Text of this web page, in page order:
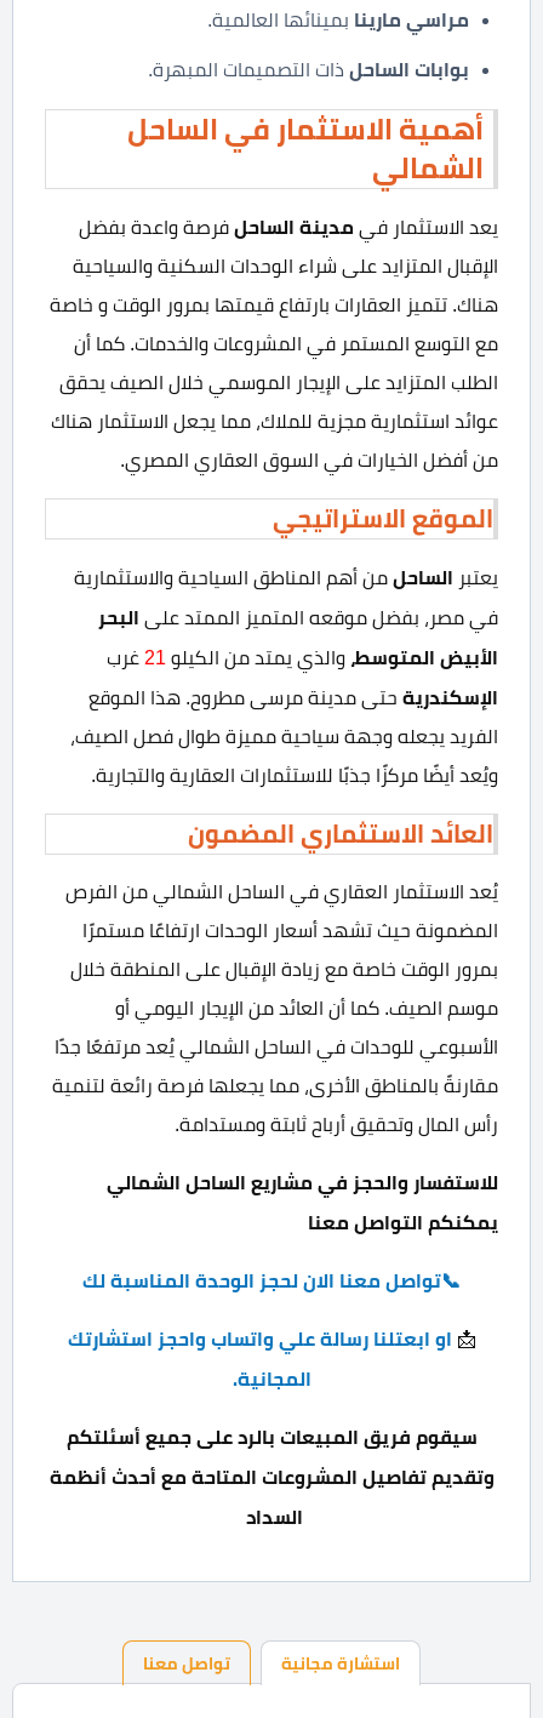
مراسي مارينا بمينائها العالمية.
بوابات الساحل ذات التصميمات المبهرة.
أهمية الاستثمار في الساحل
الشمالي
يعد الاستثمار في مدينة الساحل فرصة واعدة بفضل
الإقبال المتزايد على شراء الوحدات السكنية والسياحية
هناك. تتميز العقارات بارتفاع قيمتها بمرور الوقت و خاصة
مع التوسع المستمر في المشروعات والخدمات. كما أن
الطلب المتزايد على الإيجار الموسمي خلال الصيف يحقق
عوائد استثمارية مجزية للملاك، مما يجعل الاستثمار هناك
من أفضل الخيارات في السوق العقاري المصري.
الموقع الاستراتيجي
يعتبر الساحل من أهم المناطق السياحية والاستثمارية
في مصر، بفضل موقعه المتميز الممتد على البحر
الأبيض المتوسط، والذي يمتد من الكيلو 21 غرب
الإسكندرية حتى مدينة مرسى مطروح. هذا الموقع
الفريد يجعله وجهة سياحية مميزة طوال فصل الصيف،
ويُعد أيضًا مركزًا جذبًا للاستثمارات العقارية والتجارية.
العائد الاستثماري المضمون
يُعد الاستثمار العقاري في الساحل الشمالي من الفرص
المضمونة حيث تشهد أسعار الوحدات ارتفاعًا مستمرًا
بمرور الوقت خاصة مع زيادة الإقبال على المنطقة خلال
موسم الصيف. كما أن العائد من الإيجار اليومي أو
الأسبوعي للوحدات في الساحل الشمالي يُعد مرتفعًا جدًا
مقارنةً بالمناطق الأخرى، مما يجعلها فرصة رائعة لتنمية
رأس المال وتحقيق أرباح ثابتة ومستدامة.
للاستفسار والحجز في مشاريع الساحل الشمالي
يمكنكم التواصل معنا
📞تواصل معنا الان لحجز الوحدة المناسبة لك
📩 اوابعتلنا رسالة علي واتساب واحجز استشارتك
المجانية.
سيقوم فريق المبيعات بالرد على جميع أسئلتكم
وتقديم تفاصيل المشروعات المتاحة مع أحدث أنظمة
السداد
استشارة مجانية تواصل معنا